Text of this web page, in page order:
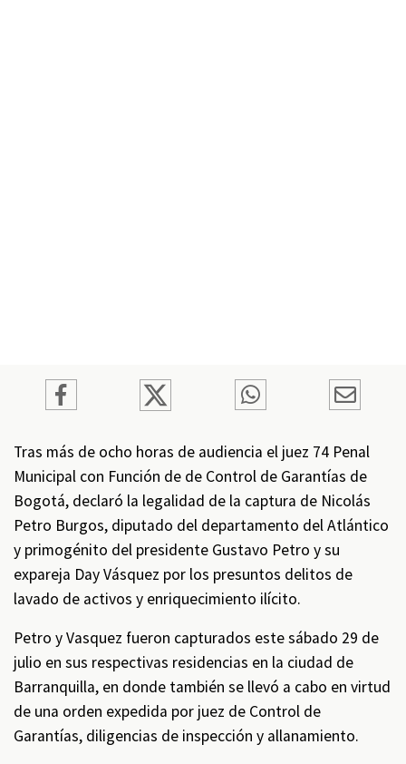
Tras más de ocho horas de audiencia el juez 74 Penal
Municipal con Función de de Control de Garantías de
Bogotá, declaró la legalidad de la captura de Nicolás
Petro Burgos, diputado del departamento del Atlántico
y primogénito del presidente Gustavo Petro y su
expareja Day Vásquez por los presuntos delitos de
lavado de activos y enriquecimiento ilícito.
Petro y Vasquez fueron capturados este sábado 29 de
julio en sus respectivas residencias en la ciudad de
Barranquilla, en donde también se llevó a cabo en virtud
de una orden expedida por juez de Control de
Garantías, diligencias de inspección y allanamiento.